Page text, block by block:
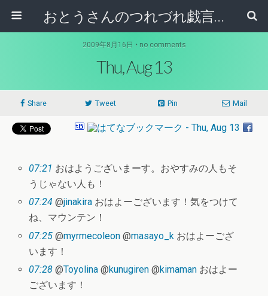
おとうさんのつれづれ戯言記
2009年8月16日 • no comments
Thu, Aug 13
Share Tweet Pin Mail
07:21 おはようございまーす。おやすみの人もそ
うじゃない人も！
07:24 @jinakira おはよーございます！気をつけて
ね、マウンテン！
07:25 @myrmecoleon @masayo_k おはよーござ
います！
07:28 @Toyolina @kunugiren @kimaman おはよー
ございます！